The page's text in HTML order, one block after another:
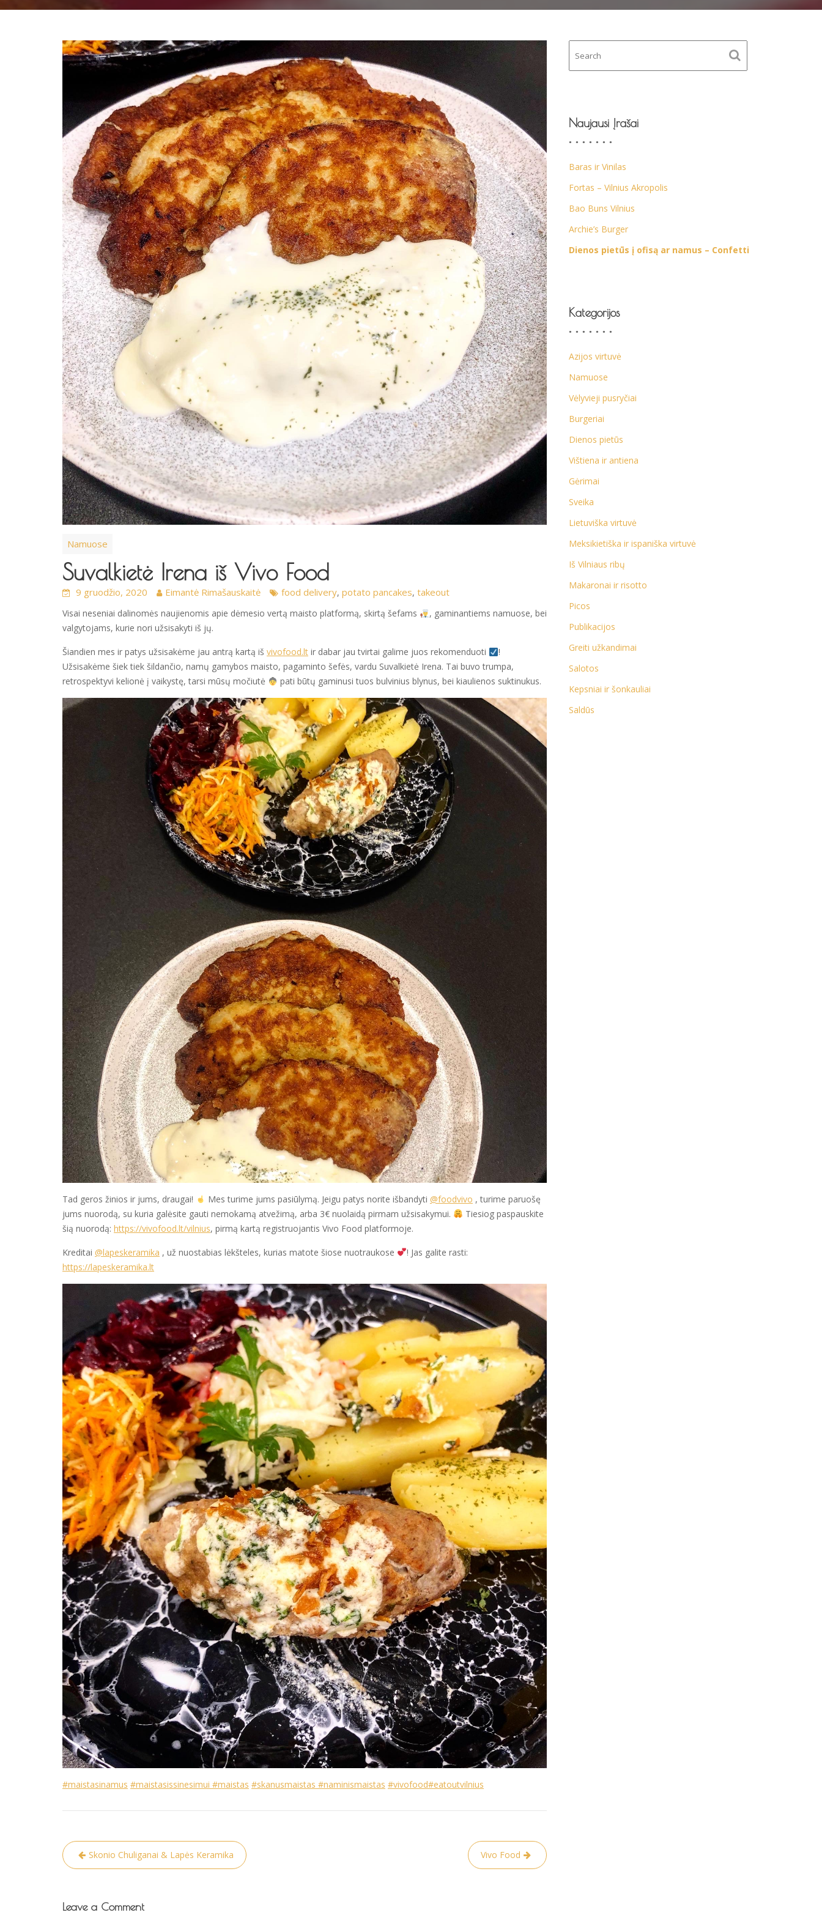
Namuose
Suvalkietė Irena iš Vivo Food
9 gruodžio, 2020 Eimantė Rimašauskaitė food delivery, potato pancakes, takeout
Visai neseniai dalinomės naujienomis apie dėmesio vertą maisto platformą, skirtą šefams
, gaminantiems namuose, bei
valgytojams, kurie nori užsisakyti iš jų.
Šiandien mes ir patys užsisakėme jau antrą kartą iš vivofood.lt ir dabar jau tvirtai galime juos rekomenduoti
!
Užsisakėme šiek tiek šildančio, namų gamybos maisto, pagaminto šefės, vardu Suvalkietė Irena. Tai buvo trumpa,
retrospektyvi kelionė į vaikystę, tarsi mūsų močiutė
pati būtų gaminusi tuos bulvinius blynus, bei kiaulienos suktinukus.
Tad geros žinios ir jums, draugai! Mes turime jums pasiūlymą. Jeigu patys norite išbandyti @foodvivo , turime paruošę
jums nuorodą, su kuria galėsite gauti nemokamą atvežimą, arba 3€ nuolaidą pirmam užsisakymui.
Tiesiog paspauskite
šią nuorodą: https://vivofood.lt/vilnius, pirmą kartą registruojantis Vivo Food platformoje.
Kreditai @lapeskeramika , už nuostabias lėkšteles, kurias matote šiose nuotraukose
! Jas galite rasti:
https://lapeskeramika.lt
#maistasinamus #maistasissinesimui #maistas #skanusmaistas #naminismaistas #vivofood#eatoutvilnius
Navigacija
tarp
Skonio Chuliganai & Lapės Keramika Vivo Food
Leave a Comment
Naujausi Įrašai
Baras ir Vinilas
Fortas – Vilnius Akropolis
Bao Buns Vilnius
Archie’s Burger
Dienos pietūs į ofisą ar namus – Confetti
Kategorijos
Azijos virtuvė
Namuose
Vėlyvieji pusryčiai
Burgeriai
Dienos pietūs
Vištiena ir antiena
Gėrimai
Sveika
Lietuviška virtuvė
Meksikietiška ir ispaniška virtuvė
Iš Vilniaus ribų
Makaronai ir risotto
Picos
Publikacijos
Greiti užkandimai
Salotos
Kepsniai ir šonkauliai
Saldūs